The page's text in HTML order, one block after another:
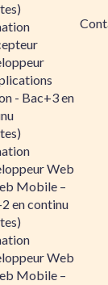
- Bac+3 en
Web
Mobile –
en continu
Web
Mobile –